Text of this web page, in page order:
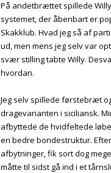
På andetbrættet spillede
systemet, der åbenbart er
Skakklub. Hvad jeg så af
ud, men mens jeg selv var
svær stilling tabte Willy.
hvordan.
Jeg selv spillede førstebræt
dragevarianten i siciliansk.
afbyttede de hvidfeltede
en bedre bondestruktur.
afbytninger, fik sort dog
måtte til sidst gå ind i et